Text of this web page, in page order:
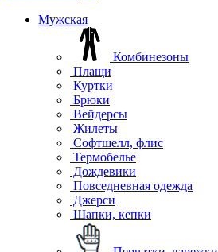
Мужская
Комбинезоны
Плащи
Куртки
Брюки
Вейдерсы
Жилеты
Софтшелл, флис
Термобелье
Дождевики
Повседневная одежда
Джерси
Шапки, кепки